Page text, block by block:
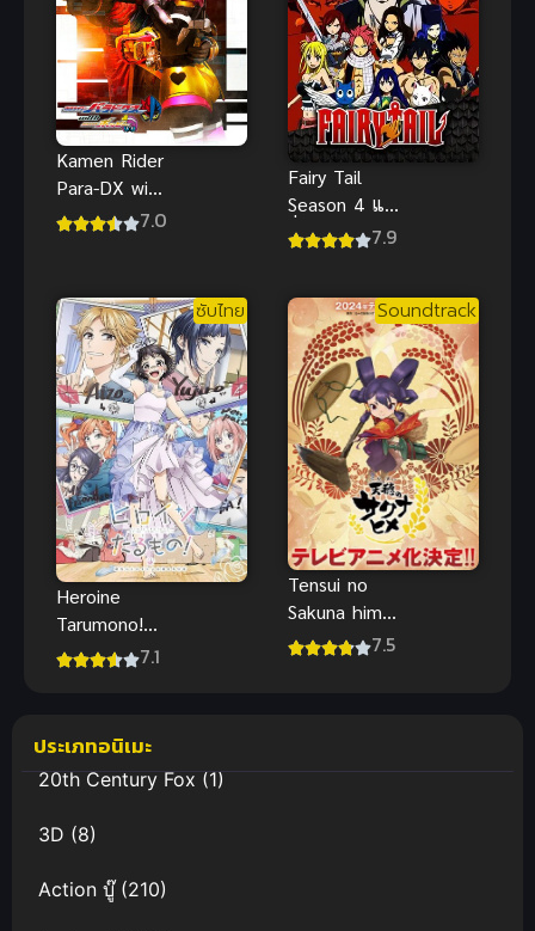
Kamen Rider
Para-DX with
Poppy มาสค์
ดอกซ์ และ ป๊
อบปี้ ซับไทย
7.0
Fairy Tail
Season 4 แฟ
รี่เทล ศึกจอม
7.9
ซับไทย
Heroine
Tarumono!
Kiraware
Oshigoto ฮีโร
อิน ทารูโม
โนะ! (ซับไทย)
7.1
Soundtrack
Tensui no
Sakuna hime
เจ้าหญิงซาคุ7.5
ประเภทอนิเมะ
20th Century Fox(1)
3D (8)
Action บู๊(210)